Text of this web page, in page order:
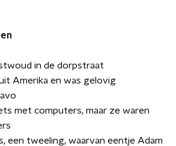
in de dorpstraat
Amerika en was gelovig
met computers, maar ze waren
een tweeling, waarvan eentje Adam